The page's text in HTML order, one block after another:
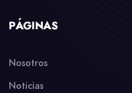
PÁGINAS
Nosotros
Noticias